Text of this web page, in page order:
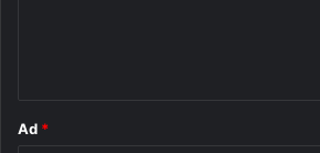
Ad *